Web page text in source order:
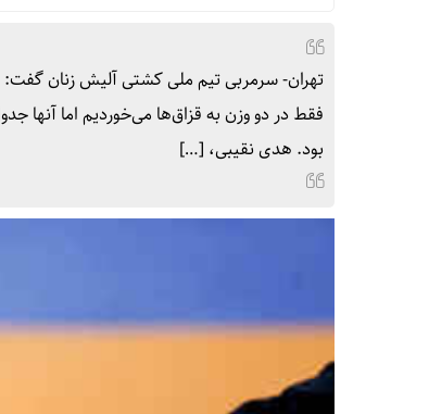
تهران- سرمربی تیم ملی کشتی آلیش زنان گفت:
فقط در دو وزن به قزاق‌ها می‌خوردیم اما آنها
بود. هدی نقیبی، […]